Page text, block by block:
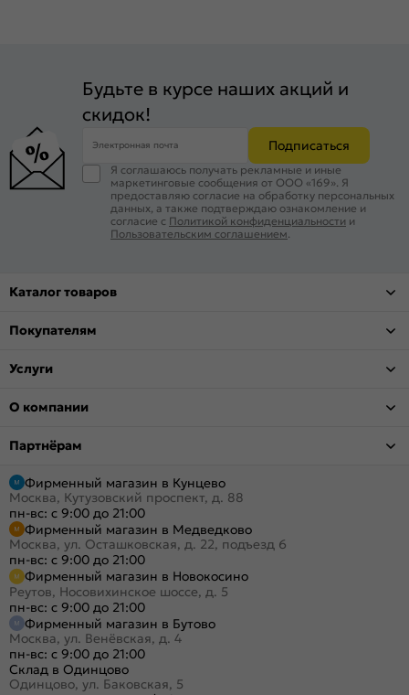
Будьте в курсе наших акций и
скидок!
Электронная почта Подписаться
Я соглашаюсь получать рекламные и иные
маркетинговые сообщения от ООО «169». Я
предоставляю согласие на обработку персональных
данных, а также подтверждаю ознакомление и
согласие с Политикой конфиденциальности и
Пользовательским соглашением.
Каталог товаров
Покупателям
Услуги
О компании
Партнёрам
Фирменный магазин в Кунцево
Москва, Кутузовский проспект, д. 88
пн-вс: с 9:00 до 21:00
Фирменный магазин в Медведково
Москва, ул. Осташковская, д. 22, подъезд 6
пн-вс: с 9:00 до 21:00
Фирменный магазин в Новокосино
Реутов, Носовихинское шоссе, д. 5
пн-вс: с 9:00 до 21:00
Фирменный магазин в Бутово
Москва, ул. Венёвская, д. 4
пн-вс: с 9:00 до 21:00
Склад в Одинцово
Одинцово, ул. Баковская, 5